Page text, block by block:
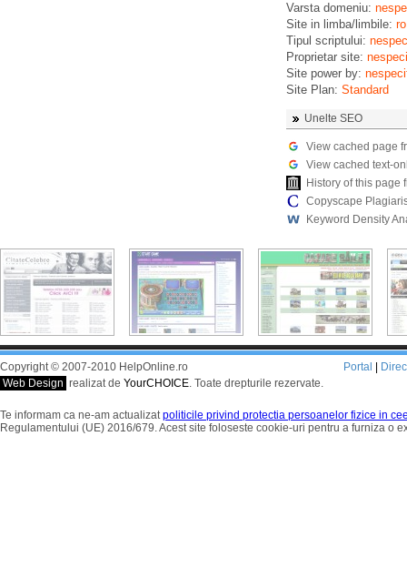
Varsta domeniu:
Site in limba/limbile: ro
Tipul scriptului:
Proprietar site:
Site power by:
Site Plan: Standard
Unelte SEO
View cached page
View cached text-
History of this page
Copyscape
Keyword Density
Copyright © 2007-2010 HelpOnline.ro
Web Design realizat de YourCHOICE. Toate drepturile rezervate.
Portal
Te informam ca ne-am actualizatpoliticile privind protectia persoanelor fizice in
Regulamentului (UE) 2016/679. Acest site foloseste cookie-uri pentru a furniza o